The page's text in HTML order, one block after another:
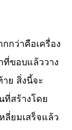
กว่าคือเครื่อง
ที่ขอบแล้ววาง
ย สิ่งนี้จะ
ที่สร้างโดย
ลี่ยมเสร็จแล้ว